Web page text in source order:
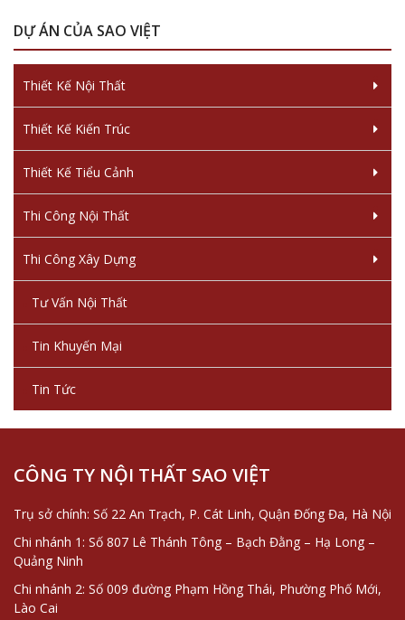
DỰ ÁN CỦA SAO VIỆT
Thiết Kế Nội Thất
Thiết Kế Kiến Trúc
Thiết Kế Tiểu Cảnh
Thi Công Nội Thất
Thi Công Xây Dựng
Tư Vấn Nội Thất
Tin Khuyến Mại
Tin Tức
CÔNG TY NỘI THẤT SAO VIỆT
Trụ sở chính: Số 22 An Trạch, P. Cát Linh, Quận Đống Đa, Hà Nội
Chi nhánh 1: Số 807 Lê Thánh Tông – Bạch Đằng – Hạ Long –
Quảng Ninh
Chi nhánh 2: Số 009 đường Phạm Hồng Thái, Phường Phố Mới,
Lào Cai